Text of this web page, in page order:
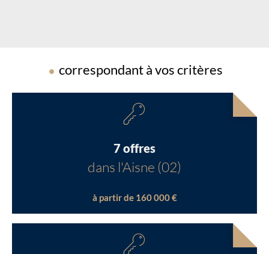
Chargement...
correspondant à vos critères
7 offres
dans l'Aisne (02)
à partir de 160 000 €